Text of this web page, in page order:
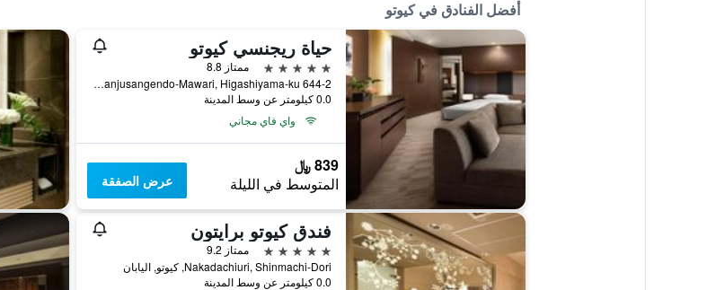
أفضل الفنادق في كيوتو
حياة ريجنسي كيوتو
5 نجوم
ممتاز 8.8
644-2 Sanjusangendo-Mawari, Higashiyama-ku, كيوتو, اليابان
0.0 كيلومتر عن وسط المدينة
واي فاي مجاني
839 ﷼
المتوسط في الليلة عرض الصفقة
فندق كيوتو برايتون
5 نجوم
ممتاز 9.2
Nakadachiuri, Shinmachi-Dori, كيوتو, اليابان
0.0 كيلومتر عن وسط المدينة